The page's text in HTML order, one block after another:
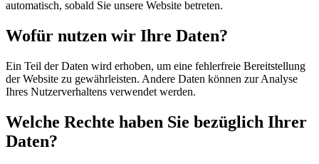
automatisch, sobald Sie unsere Website betreten.
Wofür nutzen wir Ihre Daten?
Ein Teil der Daten wird erhoben, um eine fehlerfreie Bereitstellung
der Website zu gewährleisten. Andere Daten können zur Analyse
Ihres Nutzerverhaltens verwendet werden.
Welche Rechte haben Sie bezüglich Ihrer
Daten?